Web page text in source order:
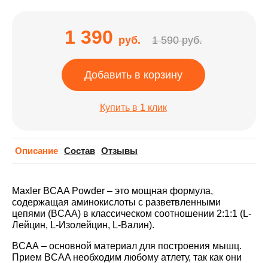
1 390 руб. 1 590 руб.
Добавить в корзину
Купить в 1 клик
Описание Cостав Отзывы
Maxler BCAA Powder – это мощная формула,
содержащая аминокислоты с разветвленными
цепями (BCAA) в классическом соотношении 2:1:1 (L-
Лейцин, L-Изолейцин, L-Валин).
BCAA – основной материал для построения мышц.
Прием BCAA необходим любому атлету, так как они